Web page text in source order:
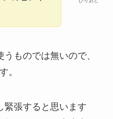
ものでは無いので、
。
緊張すると思います